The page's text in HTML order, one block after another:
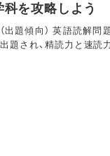
科を攻略しよう
出題傾向） 英語読解問
題され、精読力と速読